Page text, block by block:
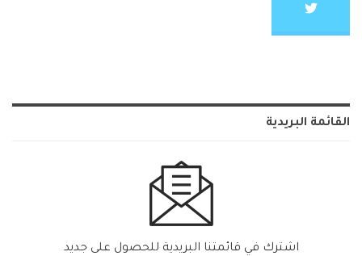
القائمة البريدية
اشترك في قائمتنا البريدية للحصول على جديد